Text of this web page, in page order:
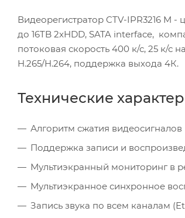
Видеорегистратор CTV-IPR3216 M
до 16TB 2xHDD, SATA interface,
потоковая скорость 400 к/с, 25 к/с
H.265/H.264, поддержка выхода 4К.
Технические
Алгоритм сжатия видеосигналов
Поддержка записи и
Мультиэкранный мониторинг в
Мультиэкранное синхронное
Запись звука по всем каналам